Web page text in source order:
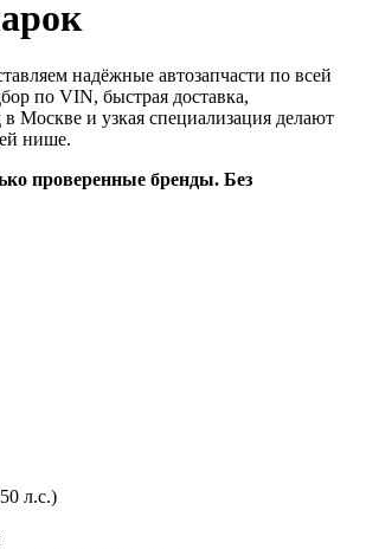
надёжные автозапчасти по всей
по VIN, быстрая доставка,
Москве и узкая специализация делают
нише.
проверенные бренды. Без
л.с.)